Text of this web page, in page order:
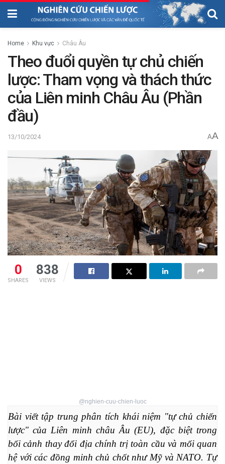
Home Khu vực Châu Âu
Theo đuổi quyền tự chủ chiến
lược: Tham vọng và thách thức
của Liên minh Châu Âu (Phần
đầu)
13/10/2024 AA
0
SHARES
838
VIEWS
@nghien-cuu-chien-luoc
Bài viết tập trung phân tích khái niệm "tự chủ chiến
lược" của Liên minh châu Âu (EU), đặc biệt trong
bối cảnh thay đổi địa chính trị toàn cầu và mối quan
hệ với các đồng minh chủ chốt như Mỹ và NATO. Tự